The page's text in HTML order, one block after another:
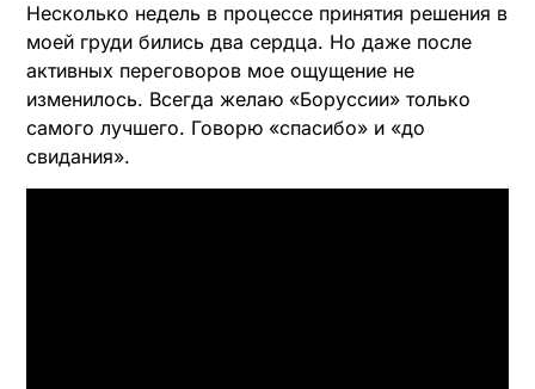
Несколько недель в процессе принятия решения в
моей груди бились два сердца. Но даже после
активных переговоров мое ощущение не
изменилось. Всегда желаю «Боруссии» только
самого лучшего. Говорю «спасибо» и «до
свидания».